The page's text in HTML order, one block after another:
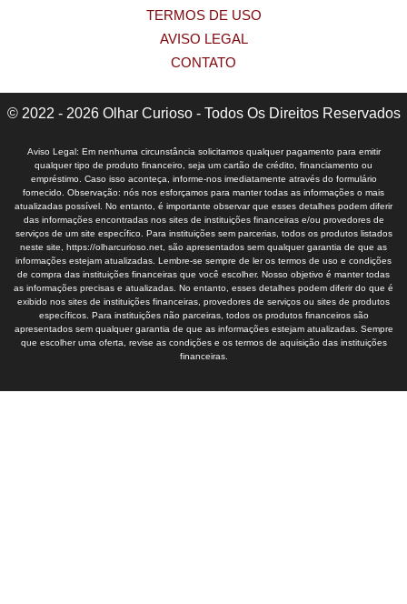
TERMOS DE USO
AVISO LEGAL
CONTATO
© 2022 - 2026 Olhar Curioso - Todos Os Direitos Reservados
Aviso Legal: Em nenhuma circunstância solicitamos qualquer pagamento para emitir
qualquer tipo de produto financeiro, seja um cartão de crédito, financiamento ou
empréstimo. Caso isso aconteça, informe-nos imediatamente através do formulário
fornecido. Observação: nós nos esforçamos para manter todas as informações o mais
atualizadas possível. No entanto, é importante observar que esses detalhes podem diferir
das informações encontradas nos sites de instituições financeiras e/ou provedores de
serviços de um site específico. Para instituições sem parcerias, todos os produtos listados
neste site, https://olharcurioso.net, são apresentados sem qualquer garantia de que as
informações estejam atualizadas. Lembre-se sempre de ler os termos de uso e condições
de compra das instituições financeiras que você escolher. Nosso objetivo é manter todas
as informações precisas e atualizadas. No entanto, esses detalhes podem diferir do que é
exibido nos sites de instituições financeiras, provedores de serviços ou sites de produtos
específicos. Para instituições não parceiras, todos os produtos financeiros são
apresentados sem qualquer garantia de que as informações estejam atualizadas. Sempre
que escolher uma oferta, revise as condições e os termos de aquisição das instituições
financeiras.